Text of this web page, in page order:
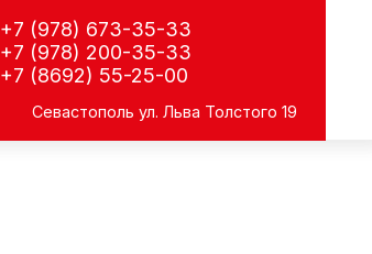
+7 (978) 673-35-33
+7 (978) 200-35-33
+7 (8692) 55-25-00
Севастополь ул. Льва Толстого 19